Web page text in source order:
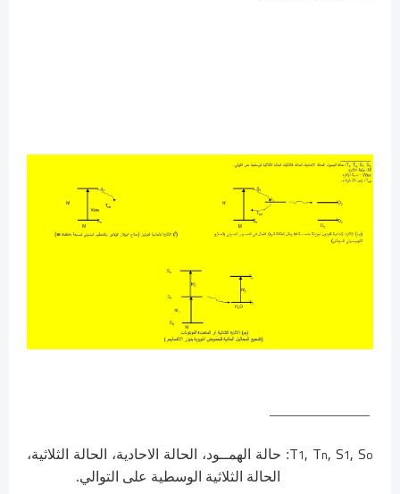
T1, Tn, S1, So
: حالة الهمــود، الحالة الاحادية، الحالة الثلاثية،
الحالة الثلاثية الوسطية على التوالي.